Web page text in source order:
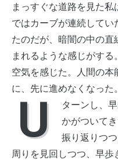
まっすぐな道路を見た
ではカーブが連続して
たのだが、暗闇の中の
まれるような感じがす
空気を感じた。人間の
に、先に進めなくなった
U
ターンし、
かがついて
振り返りつ
周りを見回しつつ、早歩